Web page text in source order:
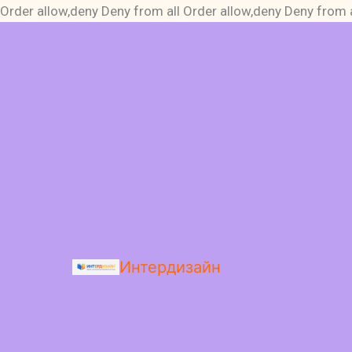
Order allow,deny Deny from all Order allow,deny Deny from
Интердизайн